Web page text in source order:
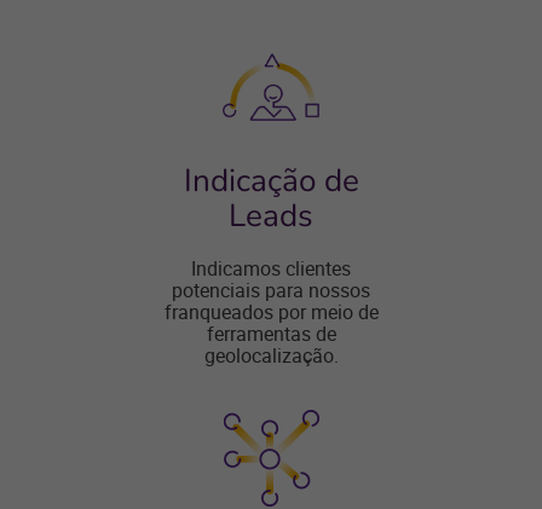
Indicação de
Leads
Indicamos clientes
potenciais para nossos
franqueados por meio de
ferramentas de
geolocalização.